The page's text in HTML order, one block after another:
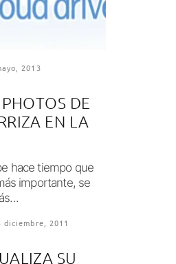
2013
DE
EN LA
hace tiempo que
importante, se
diciembre, 2011
SU